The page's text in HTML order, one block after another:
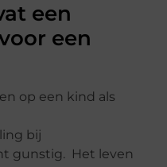
een
een
op een kind als
bij
gunstig. Het leven